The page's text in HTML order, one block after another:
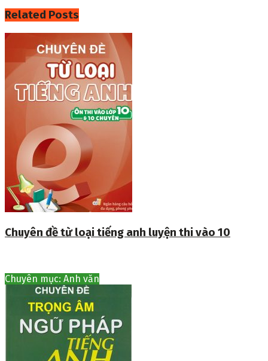
Related Posts
Chuyên đề từ loại tiếng anh luyện thi vào 10
Chuyên mục: Anh văn